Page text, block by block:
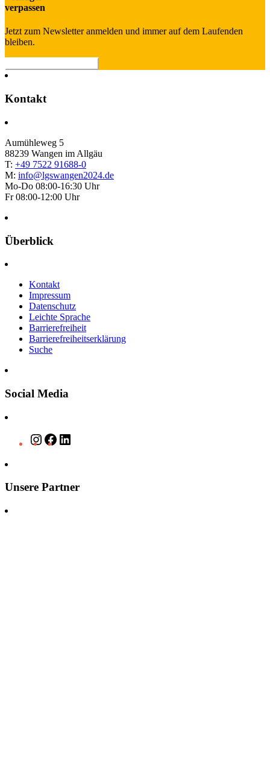
verpassen
Jetzt zum Newsletter anmelden und immer auf dem Laufenden
bleiben.
Kontakt
Aumühleweg 5
88239 Wangen im Allgäu
T: +49 7522 91688-0
M: info@lgswangen2024.de
Mo-Do 08:00-16:30 Uhr
Fr 08:00-12:00 Uhr
Überblick
Kontakt
Impressum
Datenschutz
Leichte Sprache
Barrierefreiheit
Barrierefreiheitserklärung
Suche
Social Media
InstagramFacebook
Unsere Partner